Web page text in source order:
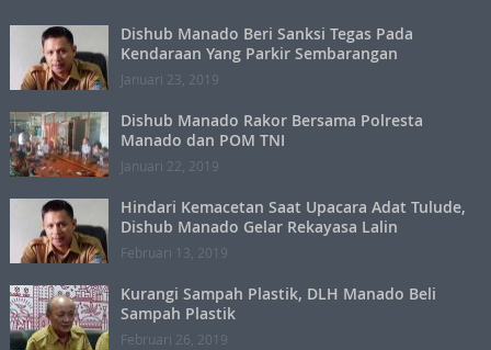
Dishub Manado Beri Sanksi Tegas Pada
Kendaraan Yang Parkir Sembarangan
Januari 23, 2019
Dishub Manado Rakor Bersama Polresta
Manado dan POM TNI
Januari 22, 2019
Hindari Kemacetan Saat Upacara Adat Tulude,
Dishub Manado Gelar Rekayasa Lalin
Februari 13, 2019
Kurangi Sampah Plastik, DLH Manado Beli
Sampah Plastik
Februari 26, 2019